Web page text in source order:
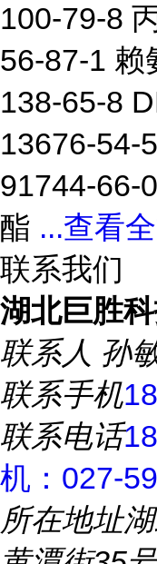
100-79-8
56-87-1 赖
138-65-8
13676-54-
91744-66-
酯 ...查看
联系我们
湖北巨胜
联系人 孙
联系手机
联系电话
机：027-
所在地址